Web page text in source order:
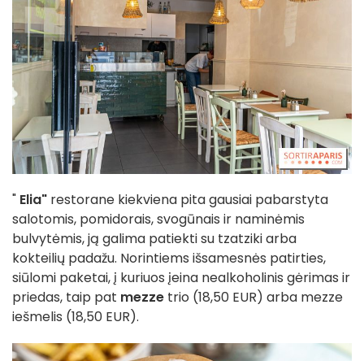
" Elia" restorane kiekviena pita gausiai pabarstyta
salotomis, pomidorais, svogūnais ir naminėmis
bulvytėmis, ją galima patiekti su tzatziki arba
kokteilių padažu. Norintiems išsamesnės patirties,
siūlomi paketai, į kuriuos įeina nealkoholinis gėrimas ir
priedas, taip pat mezze trio (18,50 EUR) arba mezze
iešmelis (18,50 EUR).